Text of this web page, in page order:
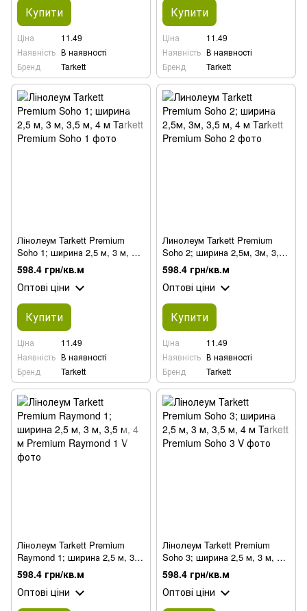
Купити
Ціна
11.49
Наявність В наявності
Бренд
Tarkett
Купити
Ціна
11.49
Наявність В наявності
Бренд
Tarkett
Лінолеум Tarkett Premium
Soho 1; ширина 2,5 м, 3 м, 3,5
м, 4 м
598.4 грн/кв.м
Оптові ціни
Купити
Ціна
11.49
Наявність В наявності
Бренд
Tarkett
Линолеум Tarkett Premium
Soho 2; ширина 2,5м, 3м, 3,5
м, 4 м
598.4 грн/кв.м
Оптові ціни
Купити
Ціна
11.49
Наявність В наявності
Бренд
Tarkett
Лінолеум Tarkett Premium
Raymond 1; ширина 2,5 м, 3
м, 3,5 м, 4 м
598.4 грн/кв.м
Оптові ціни
Лінолеум Tarkett Premium
Soho 3; ширина 2,5 м, 3 м, 3,5
м, 4 м
598.4 грн/кв.м
Оптові ціни